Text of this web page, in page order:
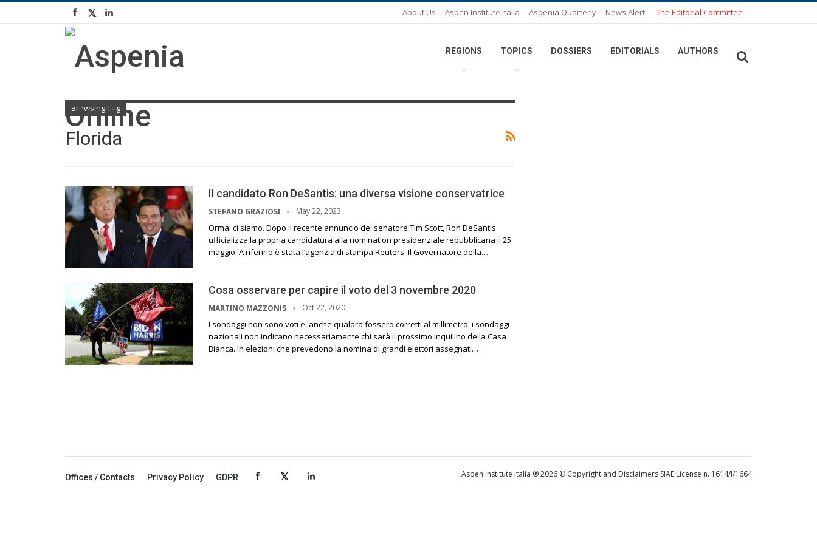
About Us Aspen Institute Italia Aspenia Quarterly News Alert The Editorial Committee
REGIONS TOPICS DOSSIERS EDITORIALS AUTHORS
Browsing Tag
Florida
Il candidato Ron DeSantis: una diversa visione conservatrice
STEFANO GRAZIOSI May 22, 2023
Ormai ci siamo. Dopo il recente annuncio del senatore Tim Scott, Ron DeSantis
ufficializza la propria candidatura alla nomination presidenziale repubblicana il 25
maggio. A riferirlo è stata l’agenzia di stampa Reuters. Il Governatore della…
Cosa osservare per capire il voto del 3 novembre 2020
MARTINO MAZZONIS Oct 22, 2020
I sondaggi non sono voti e, anche qualora fossero corretti al millimetro, i sondaggi
nazionali non indicano necessariamente chi sarà il prossimo inquilino della Casa
Bianca. In elezioni che prevedono la nomina di grandi elettori assegnati…
Offices / Contacts Privacy Policy GDPR Aspen Institute Italia ® 2026 © Copyright and Disclaimers SIAE License n. 1614/I/1664